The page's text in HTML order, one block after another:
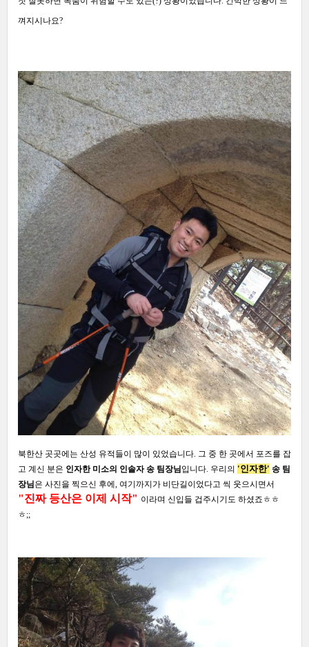
껴지시나요?
북한산 곳곳에는 산성 유적들이 많이 있었습니다. 그 중 한 곳에서 포즈를 잡
고 계신 분은 인자한 미소의 인솔자 송 팀장님 입니다. 우리의 '인자한' 송 팀
장님 은 사진을 찍으신 후에 , 여기까지가 비단길이었다고 씩 웃으시면서
"진짜 등산은 이제 시작" 이라며 신입들 겁주시기도 하셨죠ㅎㅎ
ㅎ ;;